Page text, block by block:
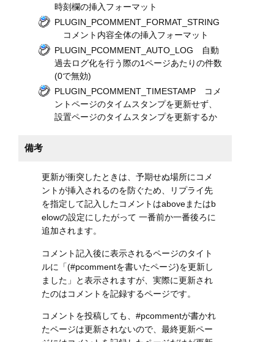
時刻欄の挿入フォーマット
PLUGIN_PCOMMENT_FORMAT_STRING
コメント内容全体の挿入フォーマット
PLUGIN_PCOMMENT_AUTO_LOG 自動
過去ログ化を行う際の1ページあたりの件数
(0で無効)
PLUGIN_PCOMMENT_TIMESTAMP コメ
ントページのタイムスタンプを更新せず、
設置ページのタイムスタンプを更新するか
備考
更新が衝突したときは、予期せぬ場所にコメ
ントが挿入されるのを防ぐため、リプライ先
を指定して記入したコメントはaboveまたはb
elowの設定にしたがって 一番前か一番後ろに
追加されます。
コメント記入後に表示されるページのタイト
ルに「(#pcommentを書いたページ)を更新し
ました」と表示されますが、実際に更新され
たのはコメントを記録するページです。
コメントを投稿しても、#pcommentが書かれ
たページは更新されないので、最終更新ペー